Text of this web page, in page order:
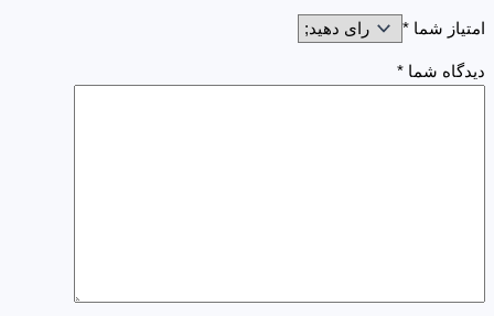
امتیاز شما *
دیدگاه شما *